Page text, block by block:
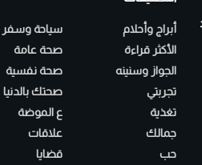
أبراج وأحلام
الأكثر قراءة
الجواز وسنينه
تجربتي
تغذية
جمالك
حب
سياحة وسفر
صحة عامة
صحة نفسية
صحتك بالدنيا
ع الموضة
علاقات
قضايا